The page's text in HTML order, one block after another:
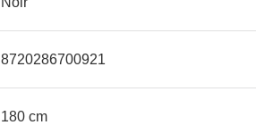
8720286700921
180 cm